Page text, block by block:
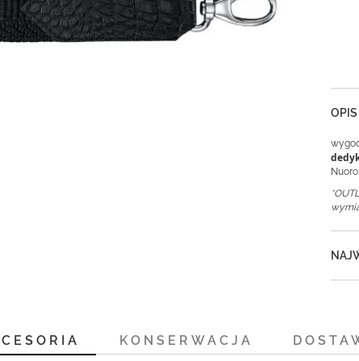
OPIS
KONSERWACJA